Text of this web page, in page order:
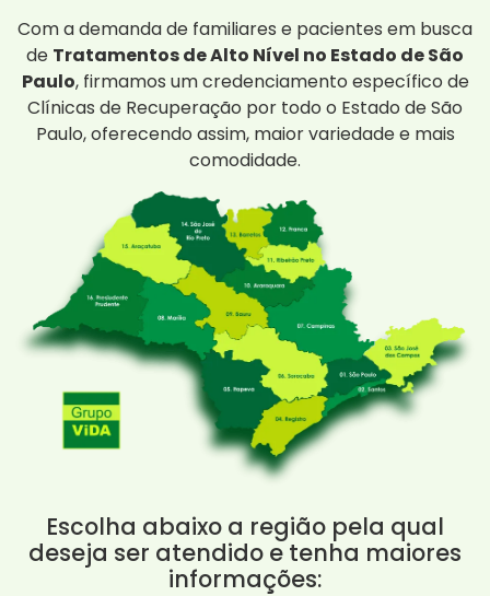
Com a demanda de familiares e pacientes em busca
de Tratamentos de Alto Nível no Estado de São
Paulo, firmamos um credenciamento específico de
Clínicas de Recuperação por todo o Estado de São
Paulo, oferecendo assim, maior variedade e mais
comodidade.
Escolha abaixo a região pela qual
deseja ser atendido e tenha maiores
informações: